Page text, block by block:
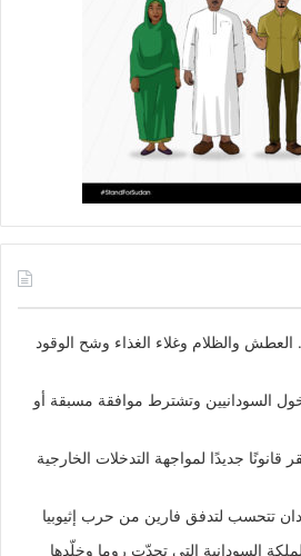
والظلام وغلاء الغذاء وشح الوقود
السودانيين وتشترط موافقة مسبقة أو
جديدًا لمواجهة التدخلات الخارجية
تتحسب لتدفق فارين من حرب إثيوبيا
السودانية التي تحدّت روما وخلّدها